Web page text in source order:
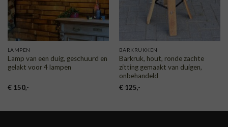
LAMPEN
Lamp van een duig, geschuurd en
gelakt voor 4 lampen
€150,-
BARKRUKKEN
Barkruk, hout, ronde zachte
zitting gemaakt van duigen,
onbehandeld
€125,-